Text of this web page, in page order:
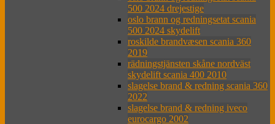
500 2024 drejestige
oslo brann og redningsetat scania
500 2024 skydelift
roskilde brandvæsen scania 360
2019
rädningstjänsten skåne nordväst
skydelift scania 400 2010
slagelse brand & redning scania 360
2022
slagelse brand & redning iveco
eurocargo 2002